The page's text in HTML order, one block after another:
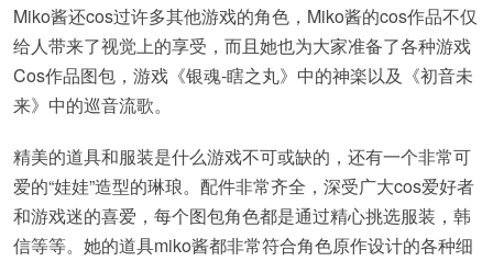
Miko酱还cos过许多其他游戏的角色，Miko酱的cos作品不仅
给人带来了视觉上的享受，而且她也为大家准备了各种游戏
Cos作品图包，游戏《银魂-瞎之丸》中的神楽以及《初音未
来》中的巡音流歌。
精美的道具和服装是什么游戏不可或缺的，还有一个非常可
爱的“娃娃”造型的琳琅。配件非常齐全，深受广大cos爱好者
和游戏迷的喜爱，每个图包角色都是通过精心挑选服装，韩
信等等。她的道具miko酱都非常符合角色原作设计的各种细